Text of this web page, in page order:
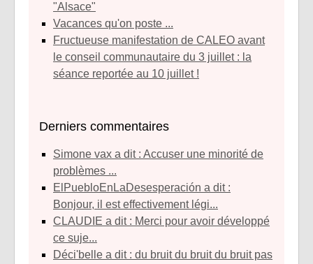
"Alsace"
Vacances qu'on poste ...
Fructueuse manifestation de CALEO avant
le conseil communautaire du 3 juillet : la
séance reportée au 10 juillet !
Derniers commentaires
simone vax a dit : Accuser une minorité de
problèmes ...
ElPuebloEnLaDesesperación a dit :
Bonjour, il est effectivement légi...
CLAUDIE a dit : Merci pour avoir développé
ce suje...
déci'belle a dit : du bruit du bruit du bruit pas